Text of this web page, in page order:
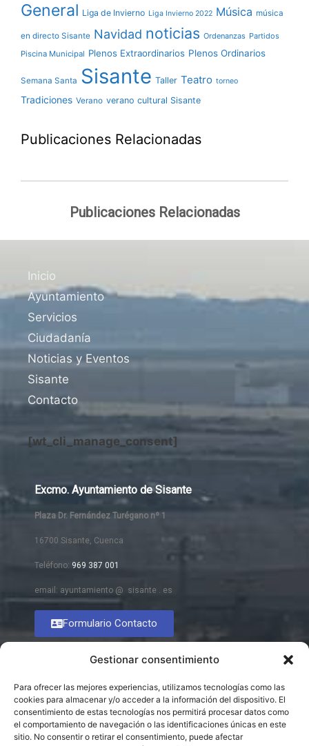
Gestionar consentimiento
Para ofrecer las mejores experiencias, utilizamos tecnologías como las
cookies para almacenar y/o acceder a la información del dispositivo. El
consentimiento de estas tecnologías nos permitirá procesar datos como
el comportamiento de navegación o las identificaciones únicas en este
sitio. No consentir o retirar el consentimiento, puede afectar
General Liga de Invierno Liga Invierno 2022 Música música
en directo Sisante Navidad noticias Ordenanzas Partidos
Piscina Municipal Plenos Extraordinarios Plenos Ordinarios
Semana Santa Sisante Taller Teatro torneo
Tradiciones Verano verano cultural Sisante
Publicaciones Relacionadas
Publicaciones Relacionadas
Inicio
Ayuntamiento
Servicios
Ciudadanía
Noticias y Eventos
Sisante
Contacto
[wt_cli_manage_consent]
Excmo. Ayuntamiento de Sisante
Plaza Dr. Fernández Turégano nº 1
16700 Sisante, Cuenca
Teléfono: 969 387 001
email: ayuntamiento @ sisante . es
Formulario Contacto